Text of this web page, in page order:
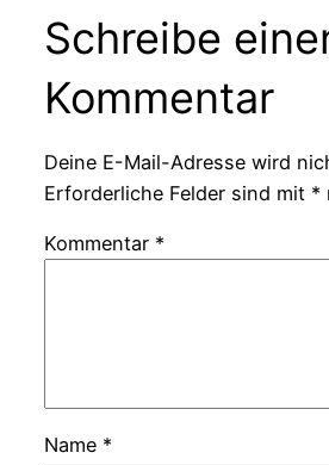
Schreibe
Kommentar
Deine E-Mail-Adresse wird
Erforderliche Felder sind mit *
Kommentar *
Name *